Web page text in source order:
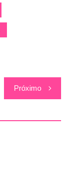
Próximo